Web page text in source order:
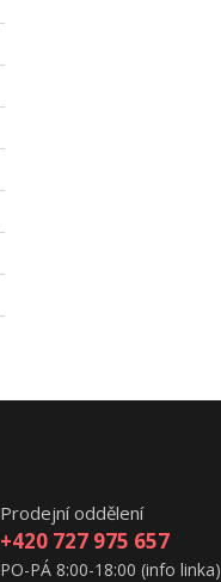
Prodejní oddělení
+420 727 975 657
PO-PÁ 8:00-18:00 (info linka)